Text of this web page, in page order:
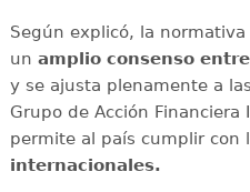
Según explicó, la
un amplio consenso
y se ajusta plenamente a
Grupo de Acción Financiera
permite al país cumplir con
internacionales.